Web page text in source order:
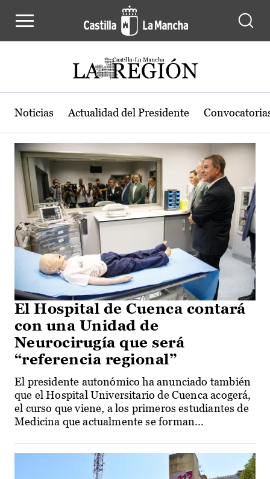
Actualidad de la región de Castilla-
Noticias Actualidad del Presidente
El Hospital de Cuenca contará
con una Unidad de
Neurocirugía que será
“referencia regional”
El presidente autonómico ha anunciado también
que el Hospital Universitario de Cuenca acogerá,
el curso que viene, a los primeros estudiantes de
Medicina que actualmente se forman...